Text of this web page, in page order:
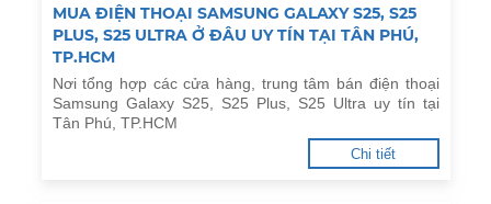
MUA ĐIỆN THOẠI SAMSUNG GALAXY S25, S25
PLUS, S25 ULTRA Ở ĐÂU UY TÍN TẠI TÂN PHÚ,
TP.HCM
Nơi tổng hợp các cửa hàng, trung tâm bán điện thoại
Samsung Galaxy S25, S25 Plus, S25 Ultra uy tín tại
Tân Phú, TP.HCM
Chi tiết